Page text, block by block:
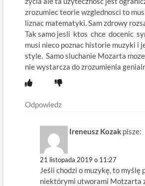
zrozumiec teorie wzglednosci to
liznac matematyki. Sam zdrowy
Tak samo jesli ktos chce docenic
musi nieco poznac historie muzyki i
style. Samo sluchanie Mozarta
nie wystarcza do zrozumienia
Odpowiedz
Ireneusz Kozak pisze:
21 listopada 2019 o 11:27
Jeśli chodzi o muzykę, to myślę
niektórymi utworami Motzarta